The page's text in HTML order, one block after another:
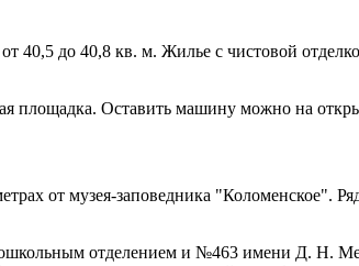
40,5 до 40,8 кв. м. Жилье с чистовой
площадка. Оставить машину можно на
от музея-заповедника "Коломенское".
отделением и №463 имени Д. Н.